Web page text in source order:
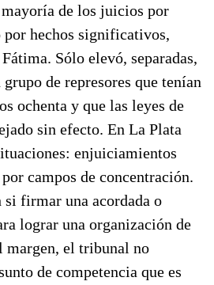
de los juicios por
hechos significativos,
Sólo elevó, separadas,
de represores que tenían
ochenta y que las leyes de
sin efecto. En La Plata
enjuiciamientos
campos de concentración.
firmar una acordada o
lograr una organización de
el tribunal no
de competencia que es